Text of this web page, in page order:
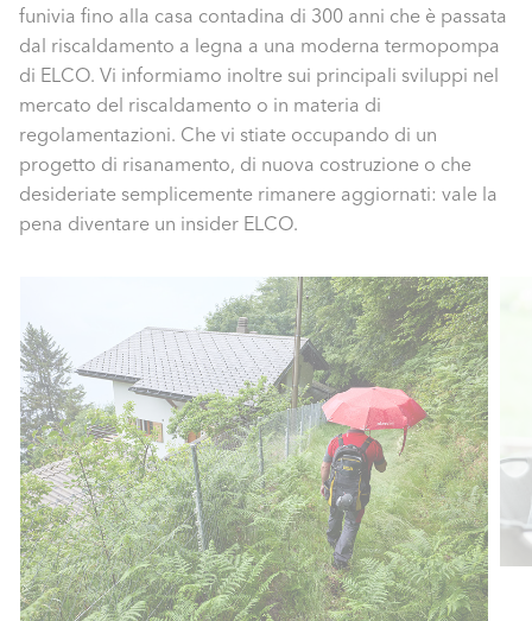
funivia fino alla casa contadina di 300 anni che è passata
dal riscaldamento a legna a una moderna termopompa
di ELCO. Vi informiamo inoltre sui principali sviluppi nel
mercato del riscaldamento o in materia di
regolamentazioni. Che vi stiate occupando di un
progetto di risanamento, di nuova costruzione o che
desideriate semplicemente rimanere aggiornati: vale la
pena diventare un insider ELCO.